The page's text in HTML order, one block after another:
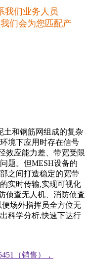
我们业务人员
我们会为您匹配产
土和钢筋网组成的复杂
境下应用时存在信号
效应能力差、带宽受限
题。但MESH设备的
之间打造稳定的宽带
实时传输,实现可视化
侦查无人机、消防侦査
场外指挥员全方位无
科学分析,快速下达行
（销售），